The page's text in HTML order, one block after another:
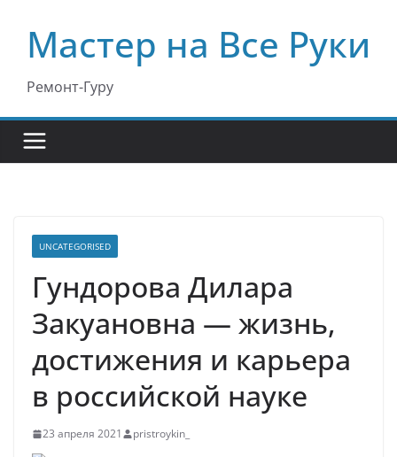
содержимому
Мастер на Все Руки
Ремонт-Гуру
UNCATEGORISED
Гундорова Дилара
Закуановна — жизнь,
достижения и карьера
в российской науке
23 апреля 2021 pristroykin_